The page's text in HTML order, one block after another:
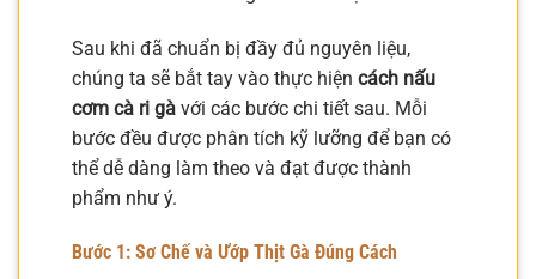
Sau khi đã chuẩn bị đầy đủ nguyên liệu,
chúng ta sẽ bắt tay vào thực hiện cách nấu
cơm cà ri gà với các bước chi tiết sau. Mỗi
bước đều được phân tích kỹ lưỡng để bạn có
thể dễ dàng làm theo và đạt được thành
phẩm như ý.
Bước 1: Sơ Chế và Ướp Thịt Gà Đúng Cách